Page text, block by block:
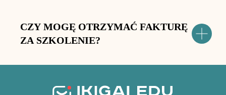
CZY MOGĘ OTRZYMAĆ FAKTURĘ
ZA SZKOLENIE?